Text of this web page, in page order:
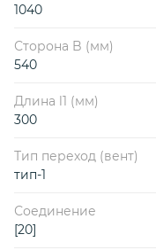
1040
Сторона B (мм)
540
Длина l1 (мм)
300
Тип переход (вент)
тип-1
Соединение
[20]